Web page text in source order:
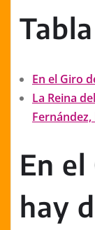
En el Giro
La Reina
En
hay